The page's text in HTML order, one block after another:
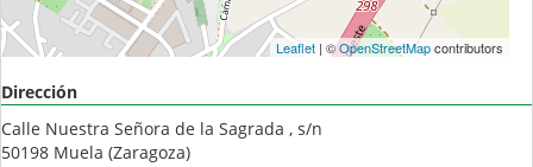
Leaflet| ©OpenStreetMapcontributors
Dirección
Calle Nuestra Señora de la Sagrada , s/n
50198 Muela (Zaragoza)